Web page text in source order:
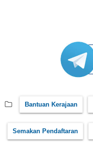
Bantuan Kerajaan
Semakan Pendaftaran